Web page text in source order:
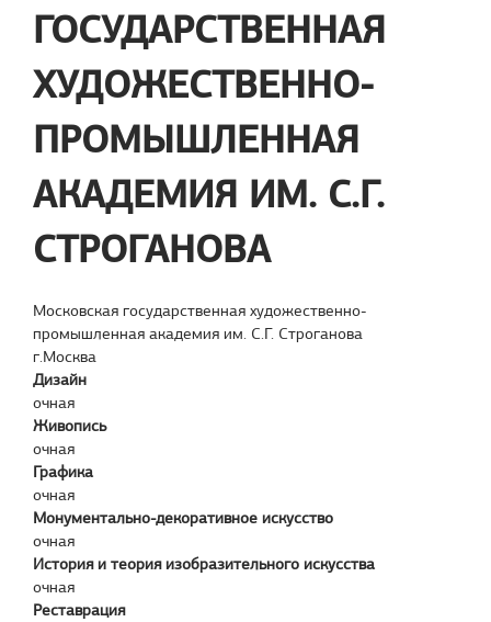
ГОСУДАРСТВЕННАЯ
ХУДОЖЕСТВЕННО-
ПРОМЫШЛЕННАЯ
АКАДЕМИЯ ИМ. С.Г.
СТРОГАНОВА
Московская государственная художественно-
промышленная академия им. С.Г. Строганова
г.Москва
Дизайн
очная
Живопись
очная
Графика
очная
Монументально-декоративное искусство
очная
История и теория изобразительного искусства
очная
Реставрация